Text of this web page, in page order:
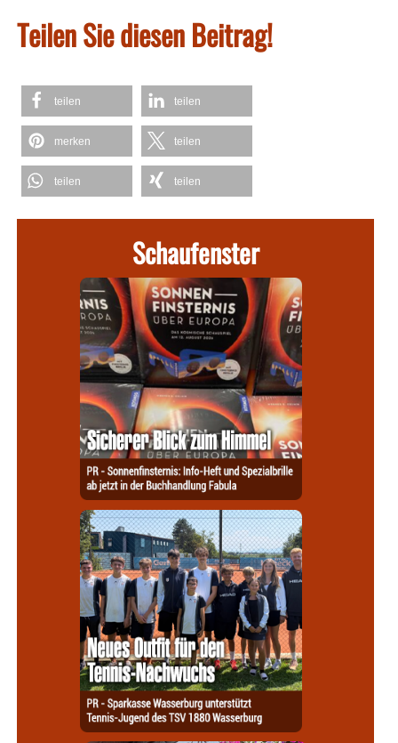
Teilen Sie diesen Beitrag!
teilen teilen
merken teilen
teilen teilen
Schaufenster